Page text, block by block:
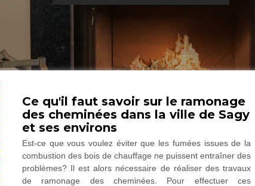
Ce qu'il faut savoir sur le ramonage
des cheminées dans la ville de Sagy
et ses environs
Est-ce que vous voulez éviter que les fumées issues de la
combustion des bois de chauffage ne puissent entraîner des
problèmes? Il est alors nécessaire de réaliser des travaux
de ramonage des cheminées. Pour effectuer ces